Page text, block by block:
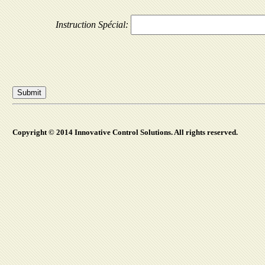
Instruction Spécial:
Copyright © 2014 Innovative Control Solutions. All rights reserved.